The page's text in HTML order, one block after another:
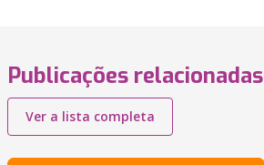
Publicações relacionadas
Ver a lista completa